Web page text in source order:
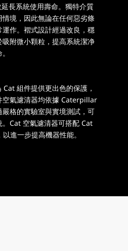
長系統使用壽命。獨特介質
境，因此無論在任何惡劣條
作。褶式設計經過改良，穩
附微小顆粒，提高系統潔净
組件提供更出色的保護，
空氣濾清器均依據 Caterpillar
格的實驗室與實境測試，可
Cat 空氣濾清器可搭配 Cat
以進一步提高機器性能。